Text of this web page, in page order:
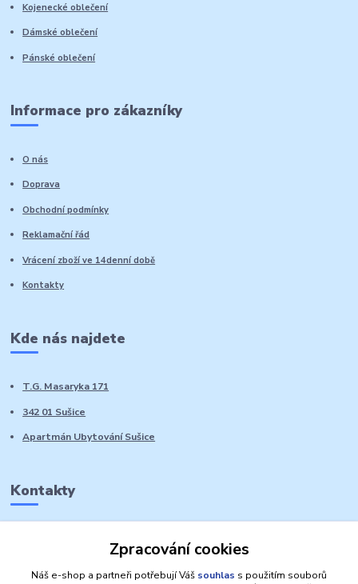
Kojenecké oblečení
Dámské oblečení
Pánské oblečení
Informace pro zákazníky
O nás
Doprava
Obchodní podmínky
Reklamační řád
Vrácení zboží ve 14denní době
Kontakty
Kde nás najdete
T.G. Masaryka 171
342 01 Sušice
Apartmán Ubytování Sušice
Kontakty
Zpracování cookies
Náš e-shop a partneři potřebují Váš souhlas s použitím souborů